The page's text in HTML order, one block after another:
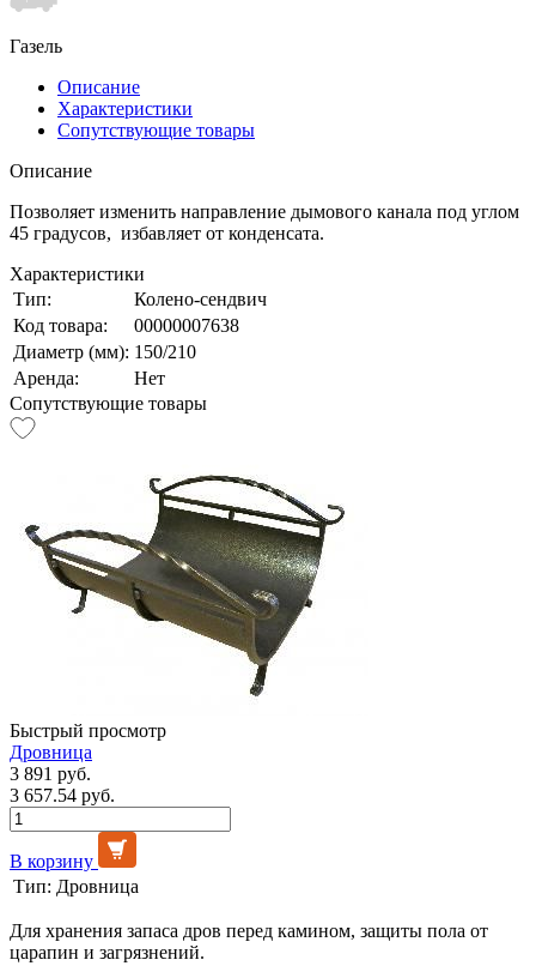
Газель
Описание
Характеристики
Сопутствующие товары
Описание
Позволяет изменить направление дымового канала под углом
45 градусов, избавляет от конденсата.
Характеристики
Тип:
Колено-сендвич
Код товара:
00000007638
Диаметр (мм): 150/210
Аренда:
Нет
Сопутствующие товары
Быстрый просмотр
Дровница
3 891 руб.
3 657.54 руб.
В корзину
Тип: Дровница
Для хранения запаса дров перед камином, защиты пола от
царапин и загрязнений.